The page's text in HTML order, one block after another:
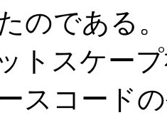
のである。
トスケー
スコード